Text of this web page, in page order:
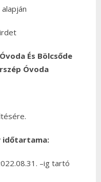
És Bölcsőde
Óvoda
időtartama:
–ig tartó